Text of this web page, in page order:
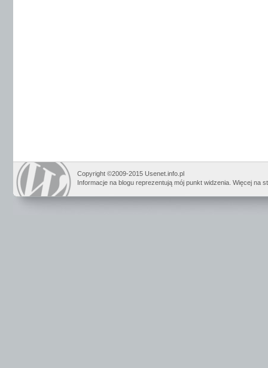
Copyright ©2009-2015 Usenet.info.pl
Informacje na blogu reprezentują mój punkt widzenia. Więcej na